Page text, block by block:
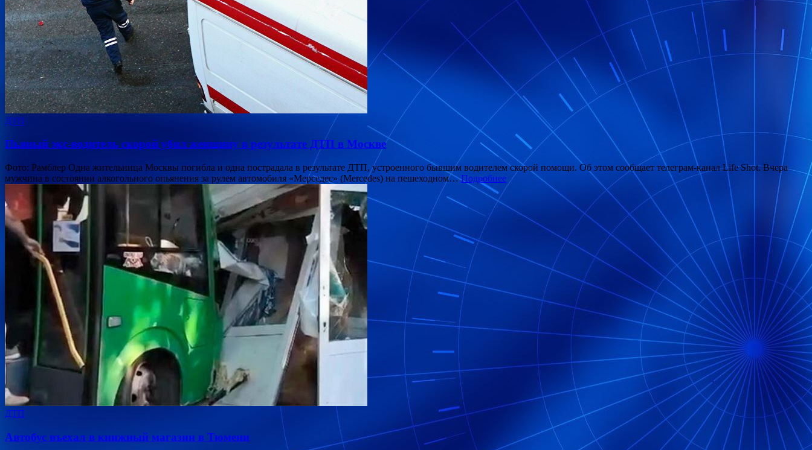
ДТП
Пьяный экс-водитель скорой убил женщину в результате ДТП в Москве
Фото: Рамблер Одна жительница Москвы погибла и одна пострадала в результате ДТП, устроенного бывшим водителем скорой помощи. Об этом сообщает телеграм-канал Life Shot. Вчера
мужчина в состоянии алкогольного опьянения за рулем автомобиля «Мерседес» (Mercedes) на пешеходном…Подробнее
ДТП
Автобус въехал в книжный магазин в Тюмени